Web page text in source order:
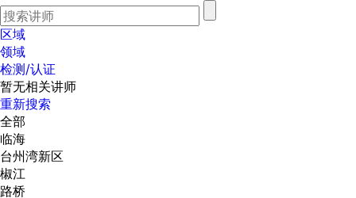
区域
领域
检测/认证
暂无相关讲师
重新搜索
全部
临海
台州湾新区
椒江
路桥